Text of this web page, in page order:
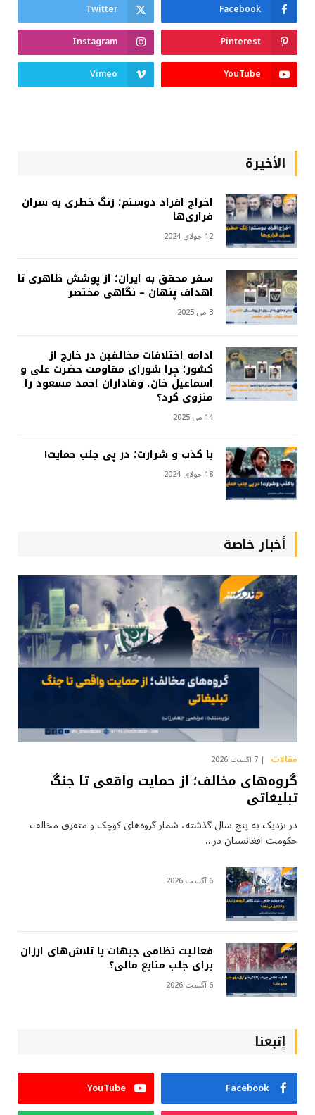
Facebook
Twitter
Pinterest
Instagram
YouTube
Vimeo
الأخيرة
اخراج افراد دوستم؛ زنگ خطری به سران
فراری‌ها
12 جولای 2024
سفر محقق به ایران؛ از پوشش ظاهری تا
اهداف پنهان – نگاهی مختصر
3 می 2025
ادامه اختلافات مخالفین در خارج از
کشور؛ چرا شورای مقاومت حضرت علی و
اسماعیل خان، وفاداران احمد مسعود را
منزوی کرد؟
14 می 2025
با کذب و شرارت؛ در پی جلب حمایت!
18 جولای 2024
أخبار خاصة
مقالات 7 آگست 2026
گروه‌های مخالف؛ از حمایت واقعی تا جنگ
تبلیغاتی
در نزدیک به پنج سال گذشته، شمار گروه‌های کوچک و متفرق مخالف
حکومت افغانستان در…
6 آگست 2026
فعالیت نظامی جبهات یا تلاش‌های ارزان
برای جلب منابع مالی؟
6 آگست 2026
إتبعنا
Facebook
YouTube